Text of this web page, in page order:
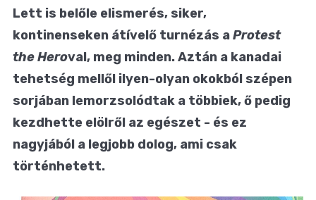
Lett is belőle elismerés, siker,
kontinenseken átívelő turnézás aProtest
the Heroval, meg minden. Aztán a kanadai
tehetség mellől ilyen-olyan okokból szépen
sorjában lemorzsolódtak a többiek, ő pedig
kezdhette elölről az egészet - és ez
nagyjából a legjobb dolog, ami csak
történhetett.